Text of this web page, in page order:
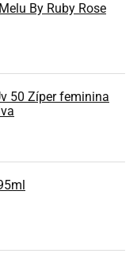
By Ruby Rose
50 Zíper feminina